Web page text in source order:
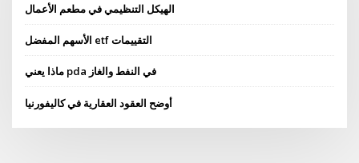
الهيكل التنظيمي في مطعم الأعمال
الأسهم المفضل etf التقييمات
ماذا يعني pda في النفط والغاز
أوضح العقود العقارية في كاليفورنيا